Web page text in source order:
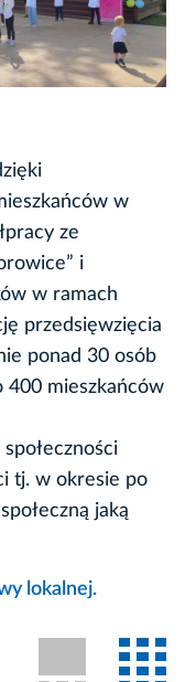
w
ze
i
w ramach
przedsięwzięcia
ponad 30 osób
400 mieszkańców
tj. w okresie po
jaką
lokalnej.